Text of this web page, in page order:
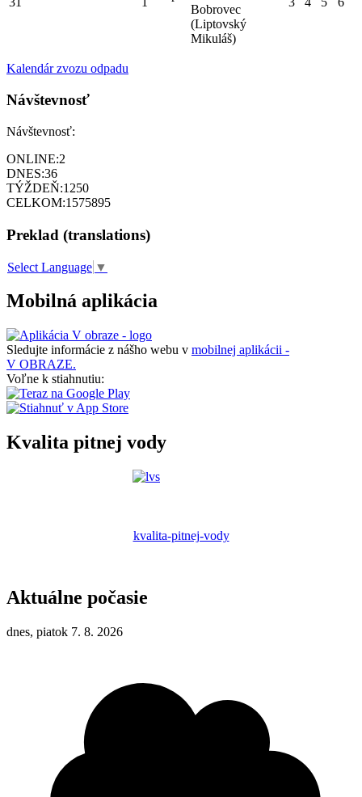
Bobrovec
(Liptovský
Mikuláš)
Kalendár zvozu odpadu
Návštevnosť
Návštevnosť:
ONLINE:2
DNES:36
TÝŽDEŇ:1250
CELKOM:1575895
Preklad (translations)
Select Language ▼
Mobilná aplikácia
Sledujte informácie z nášho webu v mobilnej aplikácii -
V OBRAZE.
Voľne k stiahnutiu:
Kvalita pitnej vody
kvalita-pitnej-vody
Aktuálne počasie
dnes, piatok 7. 8. 2026